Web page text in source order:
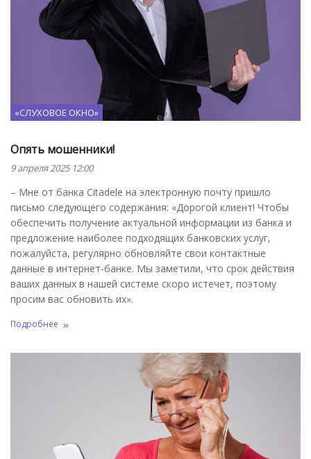
«СЛУХОВОЕ ОКНО»
Опять мошенники!
9 апреля 2025 12:00
– Мне от банка Citadele на электронную почту пришло
письмо следующего содержания: «Дорогой клиент! Чтобы
обеспечить получение актуальной информации из банка и
предложение наиболее подходящих банковских услуг,
пожалуйста, регулярно обновляйте свои контактные
данные в интернет-банке. Мы заметили, что срок действия
ваших данных в нашей системе скоро истечет, поэтому
просим вас обновить их».
Подробнее